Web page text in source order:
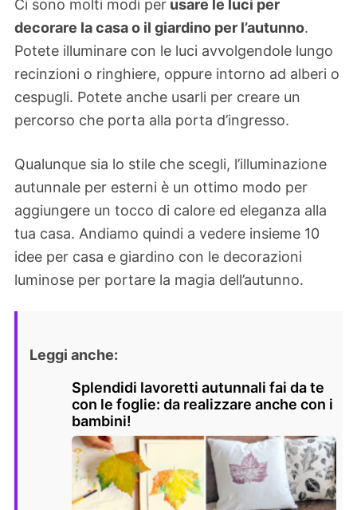
Ci sono molti modi per usare le luci per
decorare la casa o il giardino per l’autunno.
Potete illuminare con le luci avvolgendole lungo
recinzioni o ringhiere, oppure intorno ad alberi o
cespugli. Potete anche usarli per creare un
percorso che porta alla porta d’ingresso.
Qualunque sia lo stile che scegli, l’illuminazione
autunnale per esterni è un ottimo modo per
aggiungere un tocco di calore ed eleganza alla
tua casa. Andiamo quindi a vedere insieme 10
idee per casa e giardino con le decorazioni
luminose per portare la magia dell’autunno.
Leggi anche:
Splendidi lavoretti autunnali fai da te
con le foglie: da realizzare anche con i
bambini!